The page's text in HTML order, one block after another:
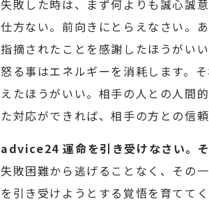
失敗した時は、まず何よりも誠心誠
仕方ない。前向きにとらえなさい。
指摘されたことを感謝したほうがい
怒る事はエネルギーを消耗します。
えたほうがいい。相手の人との人間
た対応ができれば、相手の方との信
advice24 運命を引き受けなさい。そ
失敗困難から逃げることなく、その
を引き受けようとする覚悟を育てて